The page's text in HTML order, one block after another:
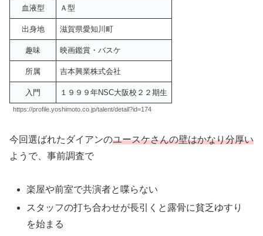
血液型 Ａ型
出身地 滋賀県愛知川町
趣味 映画鑑賞・バスケ
所属 吉本興業株式会社
入門 １９９９年NSC大阪校２２期生
https://profile.yoshimoto.co.jp/talent/detail?id=174
今回選ばれたダイアンのユースケさんの壁はかなり分厚い
ようで、事前調査で
楽屋や前室で共演者と喋らない
スタッフの打ち合わせが長引くと露骨に貧乏ゆすり
を始まる